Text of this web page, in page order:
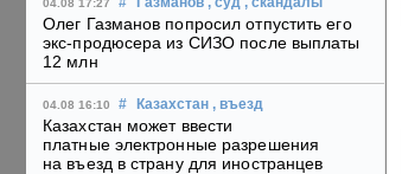
04.08 17:27
Олег Газманов попросил отпустить его
экс-продюсера из СИЗО после выплаты
12 млн
04.08 16:10 # Казахстан , въезд
Казахстан может ввести
платные электронные разрешения
на въезд в страну для иностранцев